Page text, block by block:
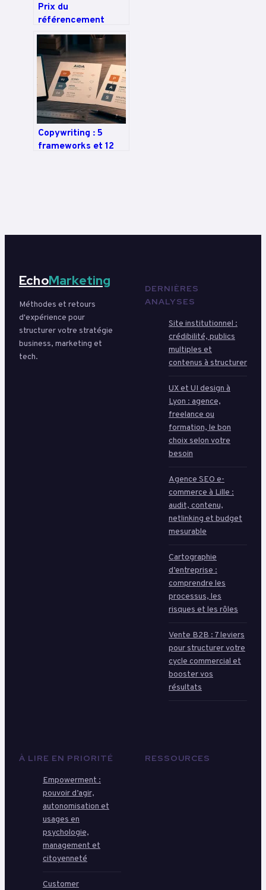
Prix du
référencement
Google : 3 leviers
pour un ROI réel et
un budget maîtrisé
Copywriting : 5
frameworks et 12
EchoMarketing
Méthodes et retours
d'expérience pour
structurer votre stratégie
business, marketing et
tech.
DERNIÈRES
ANALYSES
Site institutionnel :
crédibilité, publics
multiples et
contenus à structurer
UX et UI design à
Lyon : agence,
freelance ou
formation, le bon
choix selon votre
besoin
Agence SEO e-
commerce à Lille :
audit, contenu,
netlinking et budget
mesurable
Cartographie
d’entreprise :
comprendre les
processus, les
risques et les rôles
Vente B2B : 7 leviers
pour structurer votre
cycle commercial et
booster vos
résultats
À LIRE EN PRIORITÉ
Empowerment :
pouvoir d’agir,
autonomisation et
usages en
psychologie,
management et
citoyenneté
Customer
RESSOURCES